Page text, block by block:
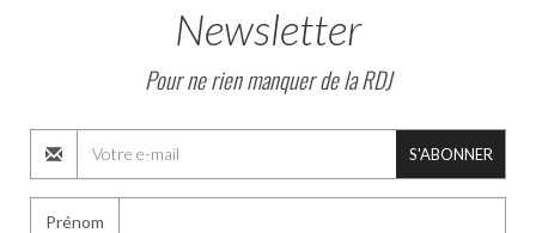
Newsletter
Pour ne rien manquer de la RDJ
S'ABONNER
Prénom